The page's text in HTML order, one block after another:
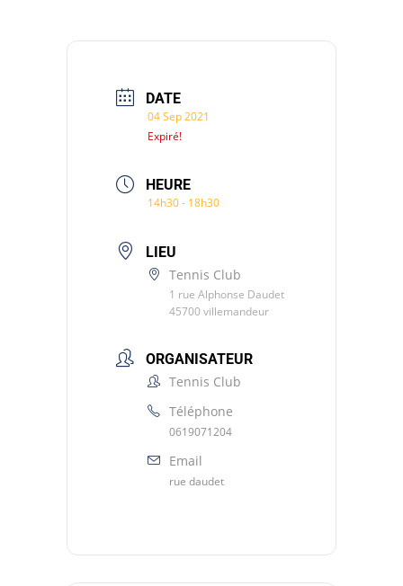
DATE
04 Sep 2021
Expiré!
HEURE
14h30 - 18h30
LIEU
Tennis Club
1 rue Alphonse Daudet
45700 villemandeur
ORGANISATEUR
Tennis Club
Téléphone
0619071204
Email
rue daudet